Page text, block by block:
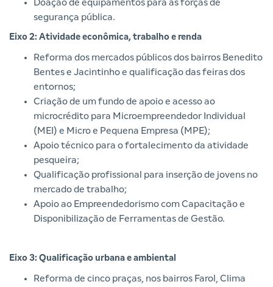
Doação de equipamentos para as forças de
segurança pública.
Eixo 2: Atividade econômica, trabalho e renda
Reforma dos mercados públicos dos bairros Benedito
Bentes e Jacintinho e qualificação das feiras dos
entornos;
Criação de um fundo de apoio e acesso ao
microcrédito para Microempreendedor Individual
(MEI) e Micro e Pequena Empresa (MPE);
Apoio técnico para o fortalecimento da atividade
pesqueira;
Qualificação profissional para inserção de jovens no
mercado de trabalho;
Apoio ao Empreendedorismo com Capacitação e
Disponibilização de Ferramentas de Gestão.
Eixo 3: Qualificação urbana e ambiental
Reforma de cinco praças, nos bairros Farol, Clima